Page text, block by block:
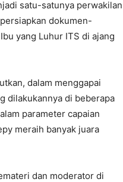
satu-satunya perwakilan
dokumen-
yang Luhur ITS di ajang
dalam menggapai
dilakukannya di beberapa
parameter capaian
meraih banyak juara
dan moderator di